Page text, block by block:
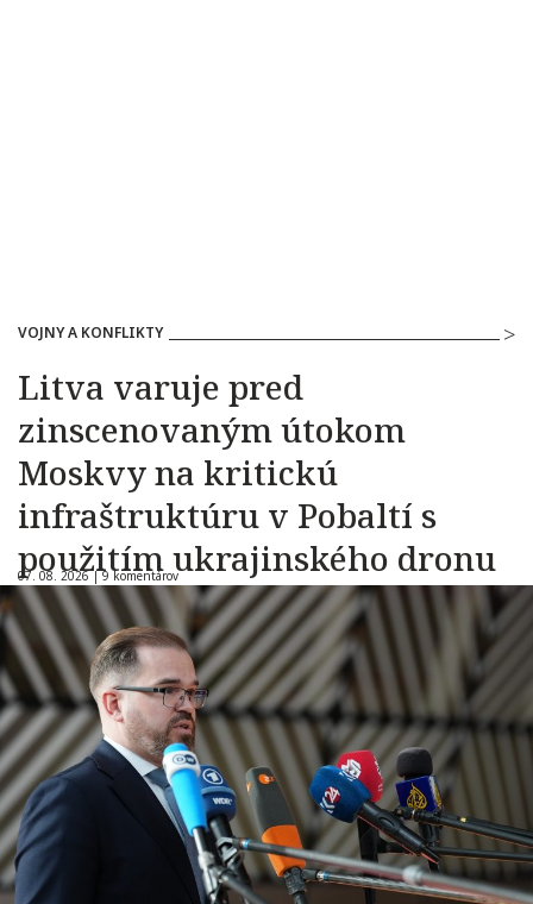
VOJNY A KONFLIKTY
Litva varuje pred
zinscenovaným útokom
Moskvy na kritickú
infraštruktúru v Pobaltí s
použitím ukrajinského dronu
07. 08. 2026 |9 komentárov